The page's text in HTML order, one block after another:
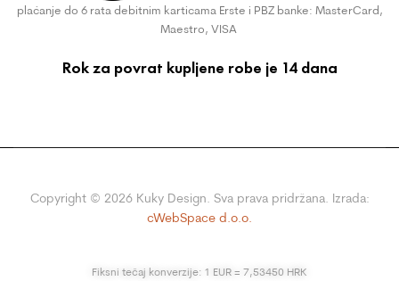
plaćanje do 6 rata debitnim karticama Erste i PBZ banke: MasterCard,
Maestro, VISA
Rok za povrat kupljene robe je 14 dana
Copyright © 2026Kuky Design. Sva prava pridržana. Izrada:
cWebSpace d.o.o.
Fiksni tečaj konverzije: 1 EUR = 7,53450 HRK